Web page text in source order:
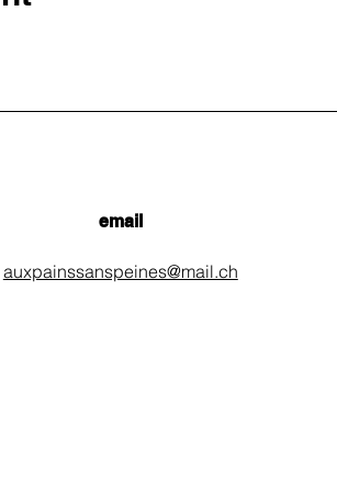
email
auxpainssanspeines@mail.ch